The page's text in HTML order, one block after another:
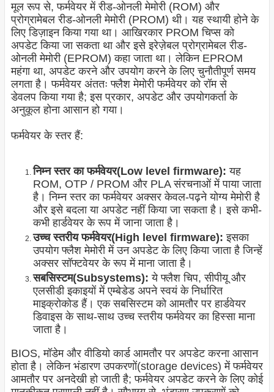
मूल रूप से, फर्मवेयर में रीड-ओनली मेमोरी (ROM) और
प्रोग्रामेबल रीड-ओनली मेमोरी (PROM) थी। यह स्थायी होने के
लिए डिज़ाइन किया गया था। आखिरकार PROM चिप्स को
अपडेट किया जा सकता था और इसे इरेज़ेबल प्रोग्रामेबल रीड-
ओनली मेमोरी (EPROM) कहा जाता था। लेकिन EPROM
महंगा था, अपडेट करने और उपयोग करने के लिए चुनौतीपूर्ण समय
लगता है। फर्मवेयर अंततः फ्लैश मेमोरी फर्मवेयर को रॉम से
डेवलप किया गया है; इस प्रकार, अपडेट और उपयोगकर्ता के
अनुकूल होना आसान हो गया।
फर्मवेयर के स्तर हैं:
निम्न स्तर का फर्मवेयर(Low level firmware): यह
ROM, OTP / PROM और PLA संरचनाओं में पाया जाता
है। निम्न स्तर का फर्मवेयर अक्सर केवल-पढ़ने योग्य मेमोरी है
और इसे बदला या अपडेट नहीं किया जा सकता है। इसे कभी-
कभी हार्डवेयर के रूप में जाना जाता है।
उच्च स्तरीय फर्मवेयर(High level firmware): इसका
उपयोग फ्लैश मेमोरी में उन अपडेट के लिए किया जाता है जिन्हें
अक्सर सॉफ्टवेयर के रूप में माना जाता है।
सबसिस्टम(Subsystems): ये फ्लैश चिप, सीपीयू और
एलसीडी इकाइयों में एम्बेडेड अपने स्वयं के निर्धारित
माइक्रोकोड हैं। एक सबसिस्टम को आमतौर पर हार्डवेयर
डिवाइस के साथ-साथ उच्च स्तरीय फर्मवेयर का हिस्सा माना
जाता है।
BIOS, मॉडेम और वीडियो कार्ड आमतौर पर अपडेट करना आसान
होता है। लेकिन भंडारण उपकरणों(storage devices) में फर्मवेयर
आमतौर पर अनदेखी हो जाती है; फर्मवेयर अपडेट करने के लिए कोई